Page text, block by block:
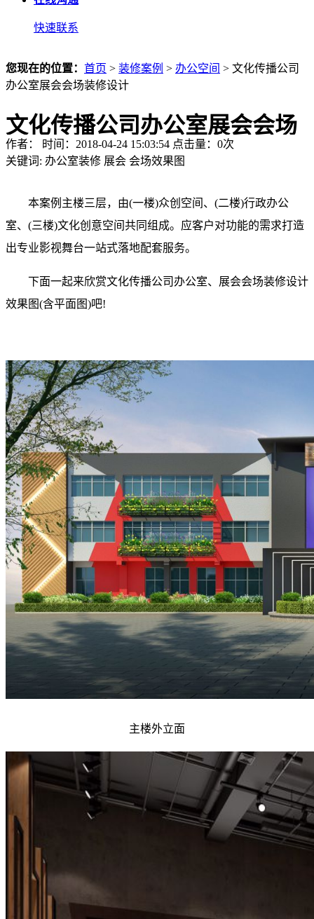
快速联系
您现在的位置： 首页 > 装修案例 > 办公空间 > 文化传播公司
办公室展会会场装修设计
文化传播公司办公室展会会场
装修设计
作者： 时间：2018-04-24 15:03:54 点击量： 0次
关键词: 办公室装修 展会 会场效果图
本案例主楼三层，由(一楼)众创空间、(二楼)行政办公
室、(三楼)文化创意空间共同组成。应客户对功能的需求打造
出专业影视舞台一站式落地配套服务。
下面一起来欣赏文化传播公司办公室、展会会场装修设计
效果图(含平面图)吧!
主楼外立面